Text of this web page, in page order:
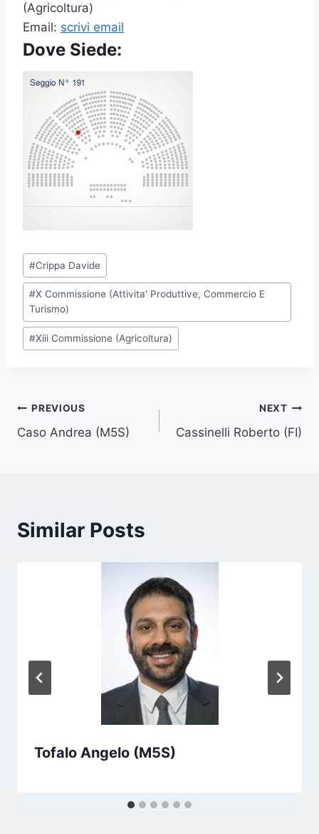
(Agricoltura)
Email: scrivi email
Dove Siede:
P
o
a
:
#Crippa Davide
#X Commissione (Attivita' Produttive, Commercio E
Turismo)
#Xiii Commissione (Agricoltura)
Post
navigation
PREVIOUS
Caso Andrea (M5S)
NEXT
Cassinelli Roberto (FI)
Similar Posts
Tofalo Angelo (M5S)